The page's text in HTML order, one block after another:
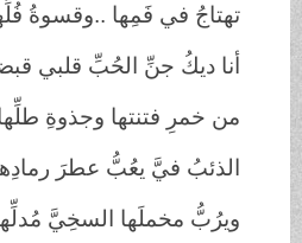
تهتاجُ في فَمِها ..وقسوةُ فُلِّها
أنا ديكُ جنِّ الحُبِّ قلبي قبضةٌ
من خمرِ فتنتها وجذوةِ طلِّها
الذئبُ فيَّ يعُبُّ عطرَ رمادِها
ويرُبُّ مخملَها السخِيَّ مُدلِّها